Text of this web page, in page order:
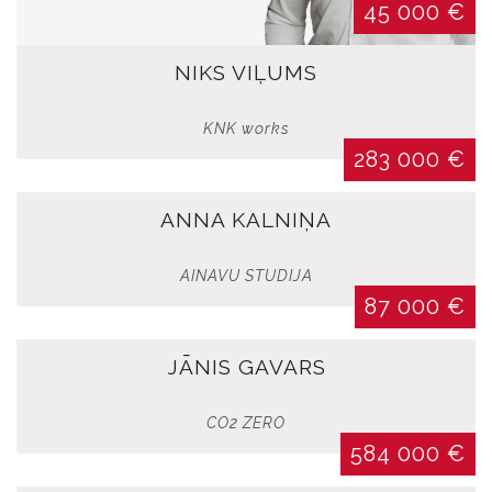
45 000 €
NIKS VIĻUMS
KNK works
283 000 €
ANNA KALNIŅA
AINAVU STUDIJA
87 000 €
JĀNIS GAVARS
CO2 ZERO
584 000 €
1 500 000 €
LAURA UN JĀNIS
Landscape Construction
1 764 000 €
ANDREJS STARIS
ADS Geometrical
262 000 €
ELVIJS EISAKS
VG ENERGY
285 000 €
KASPARS OBERSTS